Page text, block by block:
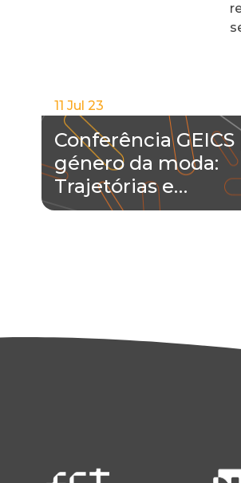
11 Jul 23
Conferência GEICS
género da moda:
Trajetórias e…